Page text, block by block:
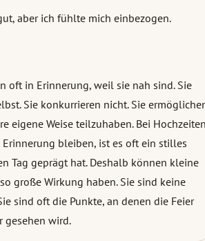
aber ich fühlte mich einbezogen.
oft in Erinnerung, weil sie nah sind. Sie
Sie konkurrieren nicht. Sie
eigene Weise teilzuhaben. Bei
bleiben, ist es oft ein stilles
Tag geprägt hat. Deshalb können kleine
große Wirkung haben. Sie sind keine
sind oft die Punkte, an denen die Feier
wird.